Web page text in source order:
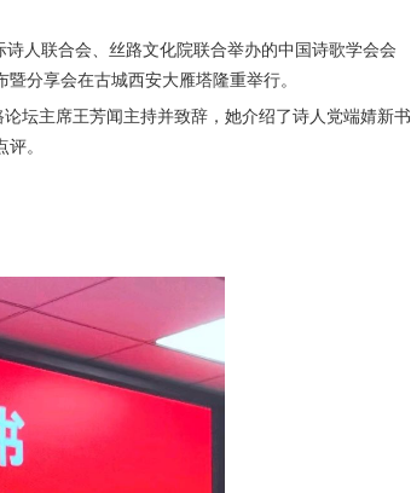
人联合会、丝路文化院联合举办的中国诗歌学会会
分享会在古城西安大雁塔隆重举行。
主席王芳闻主持并致辞，她介绍了诗人党端婧新书
评。